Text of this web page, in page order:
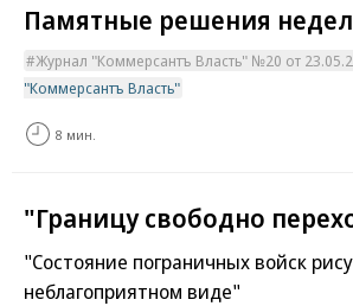
Памятные решения
Журнал "Коммерсантъ Власть" №20 от
"Коммерсантъ Власть"
8 мин.
"Границу свободно
"Состояние пограничных войск
неблагоприятном виде"